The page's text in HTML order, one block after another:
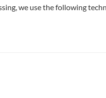
we use the following